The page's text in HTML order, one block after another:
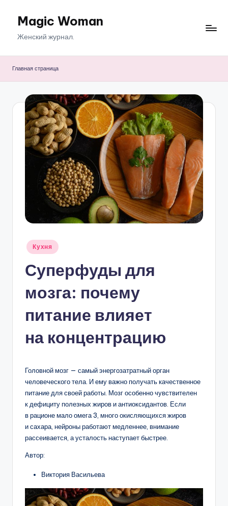
ПерейтиMagic Woman
Женский журнал.
Главная страница
Опубликовано
Кухня
Суперфуды для
мозга: почему
питание влияет
на концентрацию
Головной мозг — самый энергозатратный орган
человеческого тела. И ему важно получать качественное
питание для своей работы. Мозг особенно чувствителен
к дефициту полезных жиров и антиоксидантов. Если
в рационе мало омега 3, много окисляющихся жиров
и сахара, нейроны работают медленнее, внимание
рассеивается, а усталость наступает быстрее.
Автор:
Виктория Васильева